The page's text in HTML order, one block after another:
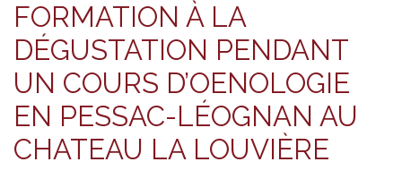
FORMATION À LA
DÉGUSTATION PENDANT
UN COURS D’OENOLOGIE
EN PESSAC-LÉOGNAN AU
CHATEAU LA LOUVIÈRE